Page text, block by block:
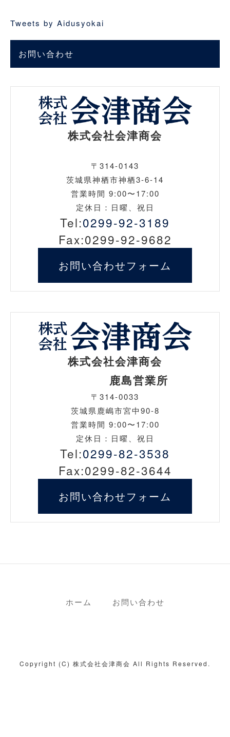
Tweets by Aidusyokai
お問い合わせ
株式会社会津商会
〒314-0143
茨城県神栖市神栖3-6-14
営業時間 9:00〜17:00
定休日：日曜、祝日
Tel:0299-92-3189
Fax:0299-92-9682
お問い合わせフォーム
株式会社会津商会
鹿島営業所
〒314-0033
茨城県鹿嶋市宮中90-8
営業時間 9:00〜17:00
定休日：日曜、祝日
Tel:0299-82-3538
Fax:0299-82-3644
お問い合わせフォーム
ホーム お問い合わせ
Copyright (C) 株式会社会津商会 All Rights Reserved.